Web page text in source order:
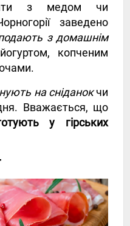
з медом чи
заведено
з домашнім
копченим
на сніданокчи
Вважається, що
у гірських